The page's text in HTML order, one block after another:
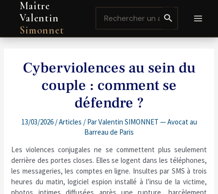
contenu
Maître
Valentin
Simonnet
for:
Cyberviolences au sein du
couple : comment se
défendre ?
13/03/2026 /Articles / ParValentin SIMONNET — Avocat au
Barreau de Paris
Les violences conjugales ne se commettent plus seulement
derrière des portes closes. Elles se logent dans les téléphones,
les messageries, les comptes en ligne. Insultes par SMS à trois
heures du matin, logiciel espion installé à l’insu de la victime,
Navigation
de